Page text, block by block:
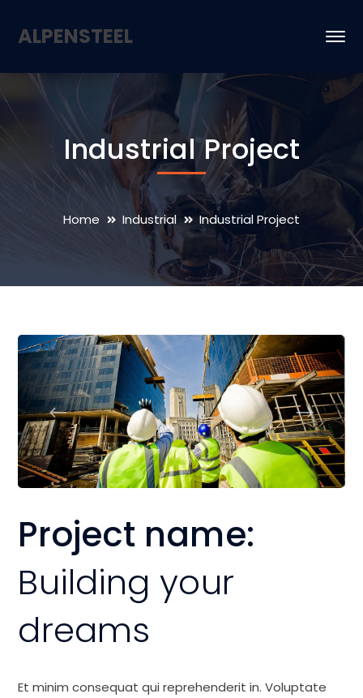
ALPENSTEEL
Industrial Project
Home Industrial Industrial Project
Project name:
Building your
dreams
Et minim consequat qui reprehenderit in. Voluptate